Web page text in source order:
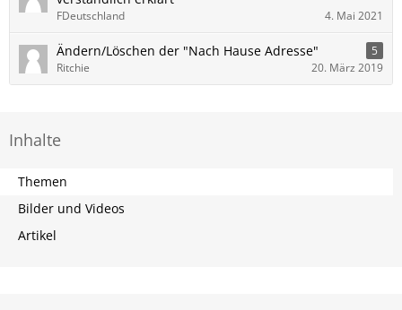
FDeutschland 4. Mai 2021
Ändern/Löschen der "Nach Hause Adresse"
5
Ritchie
20. März 2019
Inhalte
Themen
Bilder und Videos
Artikel